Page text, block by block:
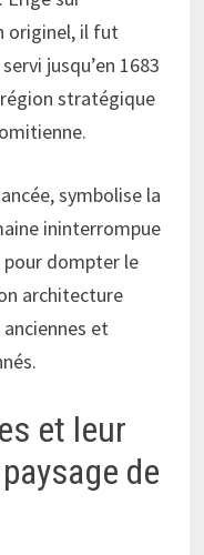
originel, il fut
jusqu’en 1683
stratégique
symbolise la
ininterrompue
dompter le
architecture
et
et leur
de